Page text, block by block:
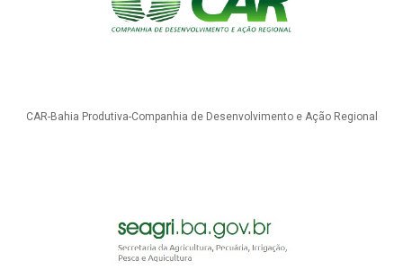
CAR-Bahia Produtiva-Companhia de Desenvolvimento e Ação Regional